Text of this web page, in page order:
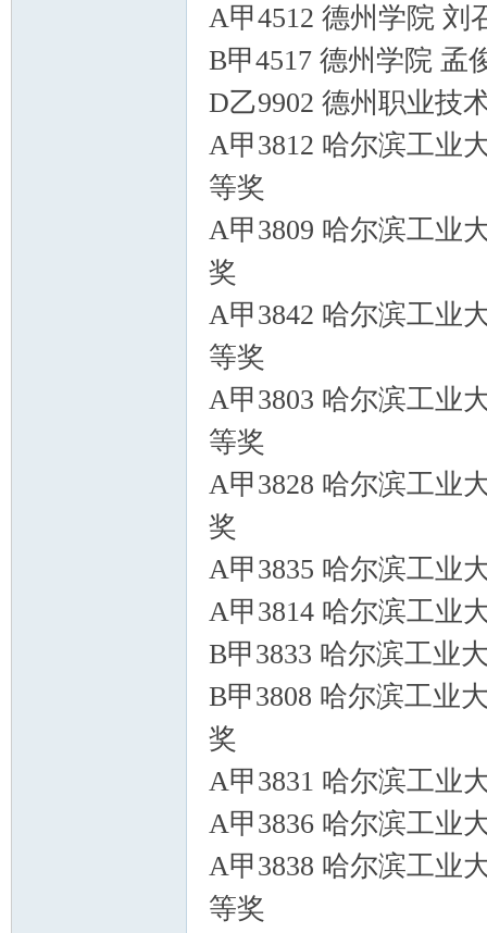
A甲4512 德州学院 刘
B甲4517 德州学院 孟
D乙9902 德州职业技
A甲3812 哈尔滨工业
等奖
A甲3809 哈尔滨工业
奖
A甲3842 哈尔滨工业
等奖
A甲3803 哈尔滨工业
等奖
A甲3828 哈尔滨工业
奖
A甲3835 哈尔滨工业
A甲3814 哈尔滨工业
B甲3833 哈尔滨工业
B甲3808 哈尔滨工业
奖
A甲3831 哈尔滨工业
A甲3836 哈尔滨工业
A甲3838 哈尔滨工业
等奖